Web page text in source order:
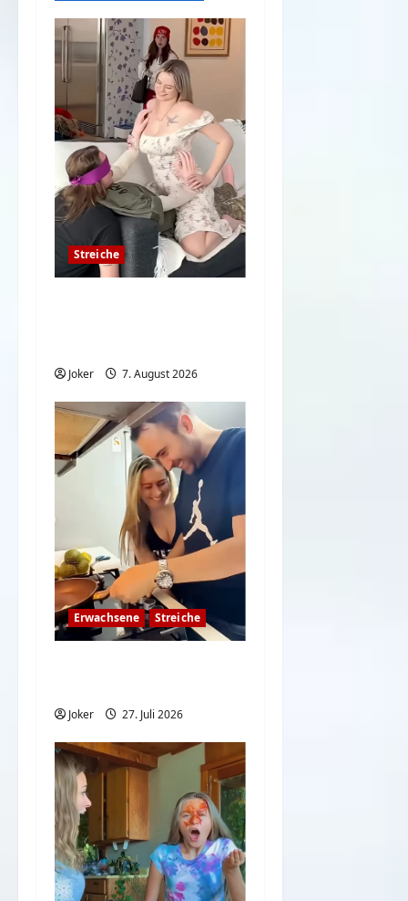
Streiche
Joker 7. August 2026
Erwachsene Streiche
Joker 27. Juli 2026